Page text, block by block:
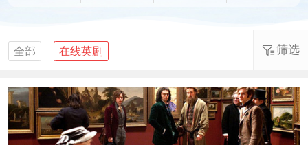
全部 在线英剧 筛选